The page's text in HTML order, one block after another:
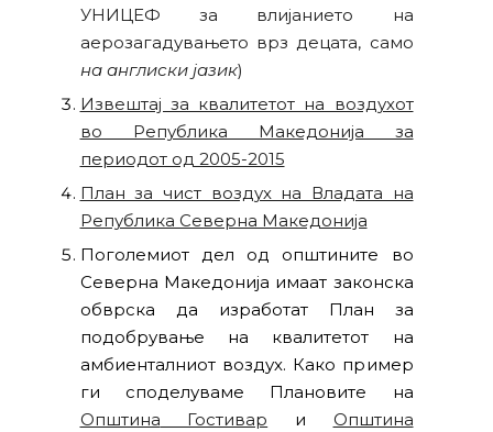
УНИЦЕФ за влијанието на
аерозагадувањето врз децата, само
на англиски јазик)
Извештај за квалитетот на воздухот
во Република Македонија за
периодот од 2005-2015
План за чист воздух на Владата на
Република Северна Македонија
Поголемиот дел од општините во
Северна Македонија имаат законска
обврска да изработат План за
подобрување на квалитетот на
амбиенталниот воздух. Како пример
ги споделуваме Плановите на
Општина Гостивар и Општина